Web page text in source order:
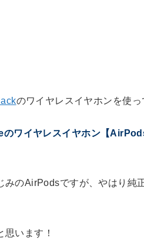
のワイヤレスイヤホンを使っ
ワイヤレスイヤホン【
のAirPodsですが、やはり純
います！